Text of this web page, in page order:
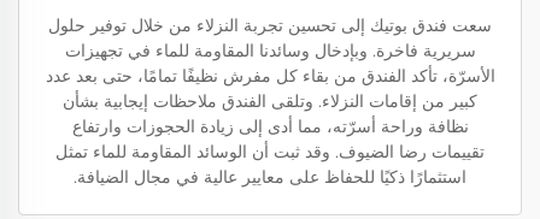
سعت فندق بوتيك إلى تحسين تجربة النزلاء من خلال توفير حلول
سريرية فاخرة. وبإدخال وسائدنا المقاومة للماء في تجهيزات
الأسرّة، تأكد الفندق من بقاء كل مفرش نظيفًا تمامًا، حتى بعد عدد
كبير من إقامات النزلاء. وتلقى الفندق ملاحظات إيجابية بشأن
نظافة وراحة أسرّته، مما أدى إلى زيادة الحجوزات وارتفاع
تقييمات رضا الضيوف. وقد ثبت أن الوسائد المقاومة للماء تمثل
استثمارًا ذكيًا للحفاظ على معايير عالية في مجال الضيافة.